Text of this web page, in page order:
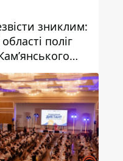
зниклим:
поліг